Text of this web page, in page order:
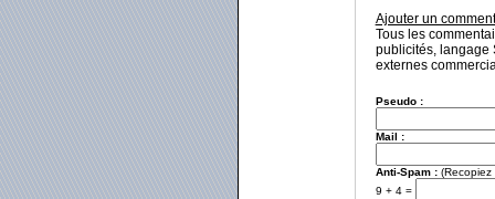
Ajouter un
Tous les
publicités, langage
externes
Pseudo :
Mail :
Anti-Spam :(Recopiez
9 + 4 =